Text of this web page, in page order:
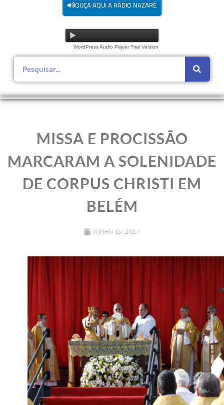
OUÇA AQUI A RÁDIO NAZARÉ
WordPress Audio Player Trial Version
MISSA E PROCISSÃO
MARCARAM A SOLENIDADE
DE CORPUS CHRISTI EM
BELÉM
JUNHO 15, 2017